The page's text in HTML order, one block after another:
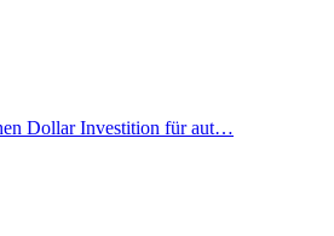
Dollar Investition für aut…